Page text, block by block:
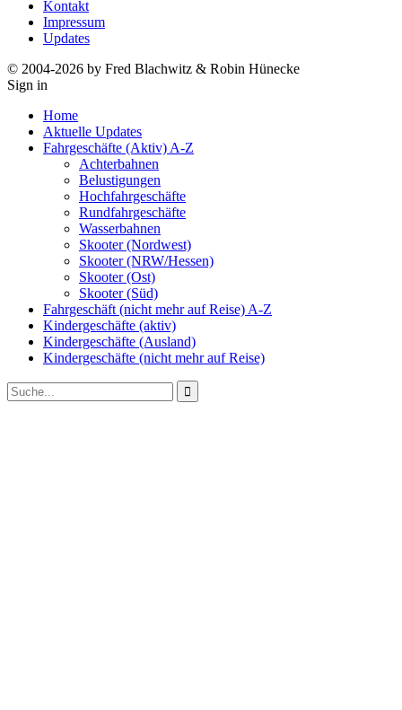
Kontakt
Impressum
Updates
© 2004-2026 by Fred Blachwitz & Robin Hünecke
Sign in
Home
Aktuelle Updates
Fahrgeschäfte (Aktiv) A-Z
Achterbahnen
Belustigungen
Hochfahrgeschäfte
Rundfahrgeschäfte
Wasserbahnen
Skooter (Nordwest)
Skooter (NRW/Hessen)
Skooter (Ost)
Skooter (Süd)
Fahrgeschäft (nicht mehr auf Reise) A-Z
Kindergeschäfte (aktiv)
Kindergeschäfte (Ausland)
Kindergeschäfte (nicht mehr auf Reise)